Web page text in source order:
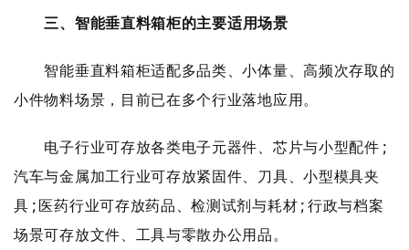
三、智能垂直料箱柜的主要适用场景
智能垂直料箱柜适配多品类、小体量、高频次存取的
小件物料场景，目前已在多个行业落地应用。
电子行业可存放各类电子元器件、芯片与小型配件;
汽车与金属加工行业可存放紧固件、刀具、小型模具夹
具;医药行业可存放药品、检测试剂与耗材;行政与档案
场景可存放文件、工具与零散办公用品。